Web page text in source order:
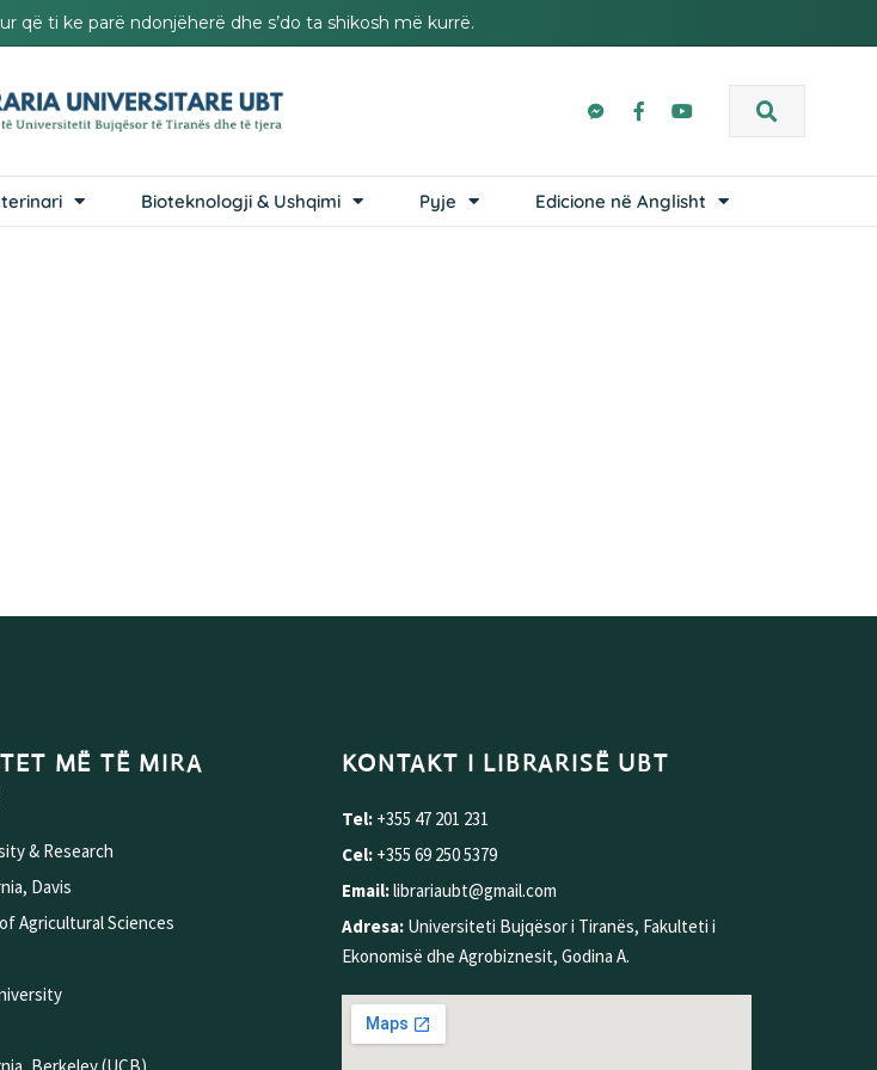
që ti ke parë ndonjëherë dhe s’do ta shikosh më kurrë.
Bioteknologji & Ushqimi Pyje Edicione në Anglisht
MË TË MIRA
& Research
Davis
Agricultural Sciences
KONTAKT I LIBRARISË UBT
Tel: +355 47 201 231
Cel: +355 69 250 5379
Email:librariaubt@gmail.com
Adresa: Universiteti Bujqësor i Tiranës, Fakulteti i
Ekonomisë dhe Agrobiznesit, Godina A.